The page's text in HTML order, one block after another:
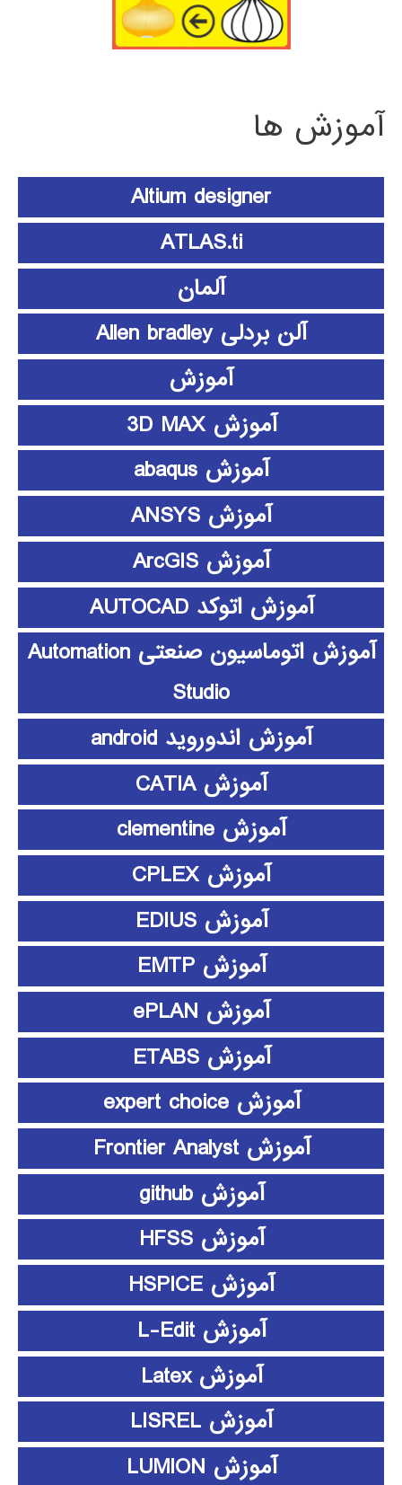
آموزش ها
Altium designer
ATLAS.ti
آلمان
آلن بردلی Allen bradley
آموزش
آموزش 3D MAX
آموزش abaqus
آموزش ANSYS
آموزش ArcGIS
آموزش اتوکد AUTOCAD
آموزش اتوماسیون صنعتی Automation
Studio
آموزش اندوروید android
آموزش CATIA
آموزش clementine
آموزش CPLEX
آموزش EDIUS
آموزش EMTP
آموزش ePLAN
آموزش ETABS
آموزش expert choice
آموزش Frontier Analyst
آموزش github
آموزش HFSS
آموزش HSPICE
آموزش L-Edit
آموزش Latex
آموزش LISREL
آموزش LUMION